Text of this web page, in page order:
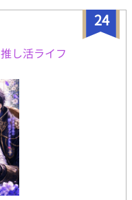
目つきが怖い。 なのに
パンを大量に買ってい
「昨日も一昨日も来まし
この人、よほどパンが
いるのは、パンだけでは
伝い、王都からの嫌がら
子が現れれば静かに剣の
ノアにもだ」 パン目当て
込みたい冷血騎士団長。
ブコメ。
24
し活ライフ